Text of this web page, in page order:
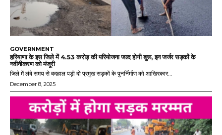
GOVERNMENT
हरियाणा के इस जिले में 4.53 करोड़ की परियोजना जल्द होगी शुरू, इन जर्जर सड़कों के
नवीनीकरण को मंजूरी
जिले में लंबे समय से बदहाल पड़ी दो प्रमुख सड़कों के पुनर्निर्माण को आखिरकार...
December 8, 2025